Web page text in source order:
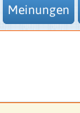
Meinungen